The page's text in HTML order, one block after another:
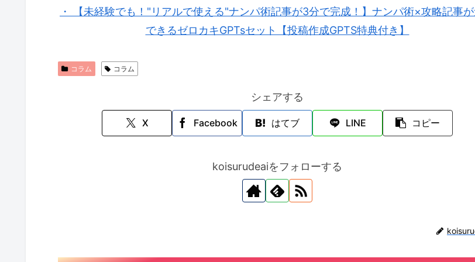
・ 【未経験でも！"リアルで使える"ナンパ術記事が3分で完成！】ナンパ術×攻略記事
できるゼロカキGPTsセット【投稿作成GPTS特典付き】
コラム コラム
シェアする
X Facebook はてブ LINE コピー
koisurudeaiをフォローする